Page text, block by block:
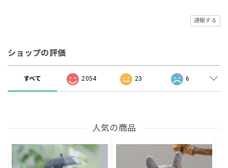
通報する
ショップの評価
すべて 2054 23 6
人気の商品